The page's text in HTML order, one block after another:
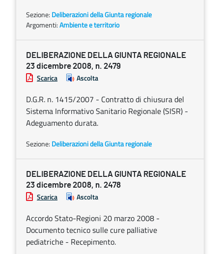
Sezione: Deliberazioni della Giunta regionale
Argomenti:Ambiente e territorio
DELIBERAZIONE DELLA GIUNTA REGIONALE
23 dicembre 2008, n. 2479
Scarica Ascolta
D.G.R. n. 1415/2007 - Contratto di chiusura del
Sistema Informativo Sanitario Regionale (SISR) -
Adeguamento durata.
Sezione: Deliberazioni della Giunta regionale
DELIBERAZIONE DELLA GIUNTA REGIONALE
23 dicembre 2008, n. 2478
Scarica Ascolta
Accordo Stato-Regioni 20 marzo 2008 -
Documento tecnico sulle cure palliative
pediatriche - Recepimento.